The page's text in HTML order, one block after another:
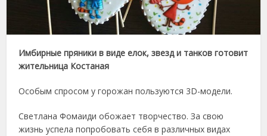
Имбирные пряники в виде елок, звезд и танков готовит
жительница Костаная
Особым спросом у горожан пользуются 3D-модели.
Светлана Фомаиди обожает творчество. За свою
жизнь успела попробовать себя в различных видах